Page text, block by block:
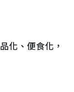
、便食化，